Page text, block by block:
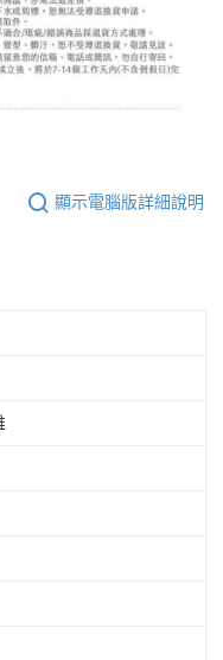
顯示電腦版詳細說明